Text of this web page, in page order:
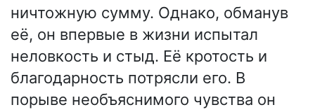
ничтожную сумму. Однако, обманув
её, он впервые в жизни испытал
неловкость и стыд. Её кротость и
благодарность потрясли его. В
порыве необъяснимого чувства он